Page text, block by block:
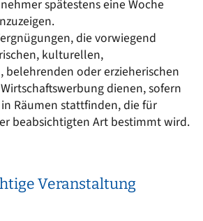
spätestens eine Woche
die vorwiegend
kulturellen,
belehrenden oder erzieherischen
dienen, sofern
Räumen stattfinden, die für
beabsichtigten Art bestimmt wird.
Veranstaltung